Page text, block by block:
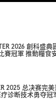
2026 創科盛
賽冠軍 推動糧食
2025 总决赛完
诊断技术勇夺冠